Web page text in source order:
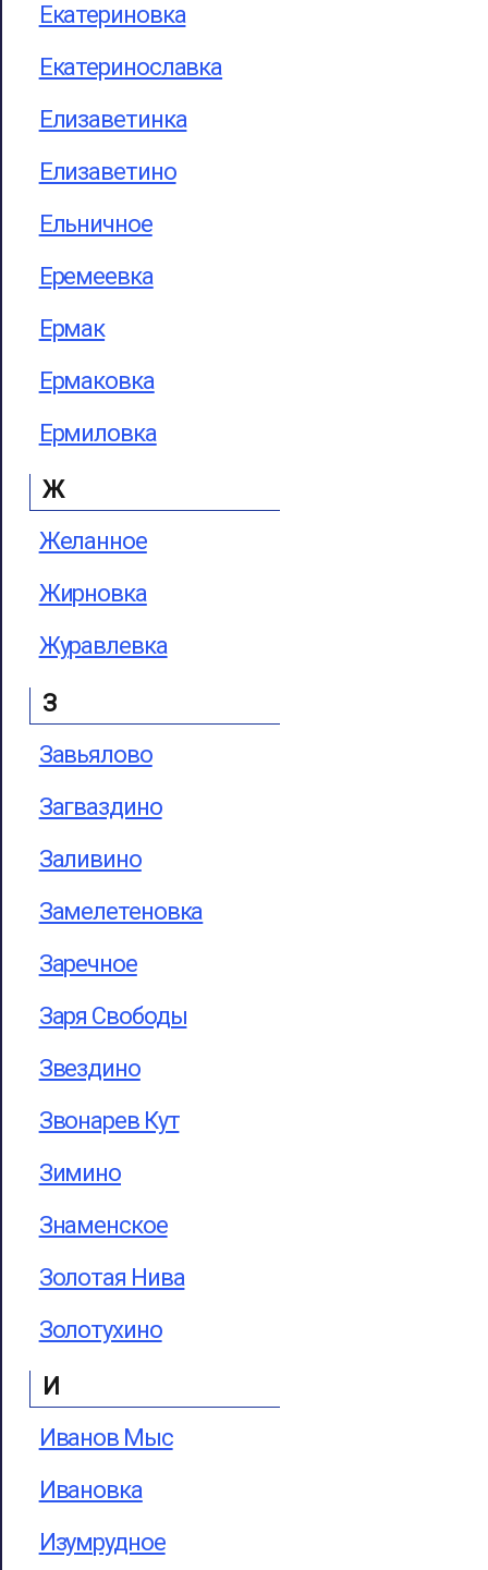
Екатериновка
Екатеринославка
Елизаветинка
Елизаветино
Ельничное
Еремеевка
Ермак
Ермаковка
Ермиловка
Ж
Желанное
Жирновка
Журавлевка
З
Завьялово
Загваздино
Заливино
Замелетеновка
Заречное
Заря Свободы
Звездино
Звонарев Кут
Зимино
Знаменское
Золотая Нива
Золотухино
И
Иванов Мыс
Ивановка
Изумрудное